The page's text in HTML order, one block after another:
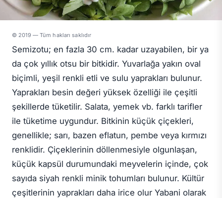
© 2019 — Tüm hakları saklıdır
Semizotu; en fazla 30 cm. kadar uzayabilen, bir ya
da çok yıllık otsu bir bitkidir. Yuvarlağa yakın oval
biçimli, yeşil renkli etli ve sulu yaprakları bulunur.
Yaprakları besin değeri yüksek özelliği ile çeşitli
şekillerde tüketilir. Salata, yemek vb. farklı tarifler
ile tüketime uygundur. Bitkinin küçük çiçekleri,
genellikle; sarı, bazen eflatun, pembe veya kırmızı
renklidir. Çiçeklerinin döllenmesiyle olgunlaşan,
küçük kapsül durumundaki meyvelerin içinde, çok
sayıda siyah renkli minik tohumları bulunur. Kültür
çeşitlerinin yaprakları daha irice olur Yabani olarak